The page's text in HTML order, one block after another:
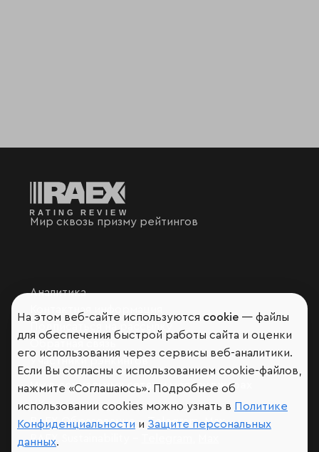
Мир сквозь призму рейтингов
Аналитика
Контактная информация
Подписаться на рассылку
Участники рэнкингов
Мы в социальных сетях и мессенджерах
VK
RAEX Образование – Telegram,Max
RAEX Sustainability –
На этом веб-сайте используются cookie — файлы
для обеспечения быстрой работы сайта и оценки
его использования через сервисы веб-аналитики.
Если Вы согласны с использованием cookie-файлов,
нажмите «Соглашаюсь». Подробнее об
использовании cookies можно узнать в Политике
Конфиденциальности и Защите персональных
данных.